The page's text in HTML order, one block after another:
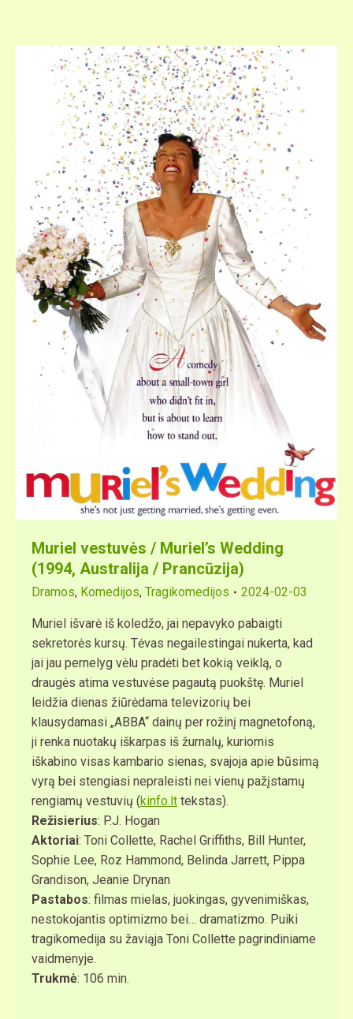
Muriel vestuvės / Muriel’s Wedding
(1994, Australija / Prancūzija)
Dramos, Komedijos, Tragikomedijos 2024-02-03
Muriel išvarė iš koledžo, jai nepavyko pabaigti
sekretorės kursų. Tėvas negailestingai nukerta, kad
jai jau pernelyg vėlu pradėti bet kokią veiklą, o
draugės atima vestuvėse pagautą puokštę. Muriel
leidžia dienas žiūrėdama televizorių bei
klausydamasi „ABBA“ dainų per rožinį magnetofoną,
ji renka nuotakų iškarpas iš žurnalų, kuriomis
iškabino visas kambario sienas, svajoja apie būsimą
vyrą bei stengiasi nepraleisti nei vienų pažįstamų
rengiamų vestuvių (kinfo.lt tekstas).
Režisierius: P.J. Hogan
Aktoriai: Toni Collette, Rachel Griffiths, Bill Hunter,
Sophie Lee, Roz Hammond, Belinda Jarrett, Pippa
Grandison, Jeanie Drynan
Pastabos: filmas mielas, juokingas, gyvenimiškas,
nestokojantis optimizmo bei… dramatizmo. Puiki
tragikomedija su žaviąja Toni Collette pagrindiniame
vaidmenyje.
Trukmė: 106 min.